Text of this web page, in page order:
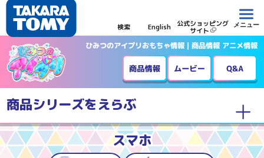
検索 English 公式ショッピング
サイト
メニュー
ひみつのアイプリおもちゃ情報｜商品情報 アニメ情報
商品情報 ムービー
商品シリーズをえらぶ
コスメ
シリーズ
カード
シリーズ スマホ
スマホ